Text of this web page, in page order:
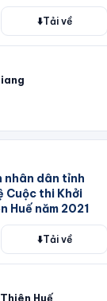
⬇️Tải về
nhân dân tỉnh
Cuộc thi Khởi
Huế năm 2021
⬇️Tải về
Huế